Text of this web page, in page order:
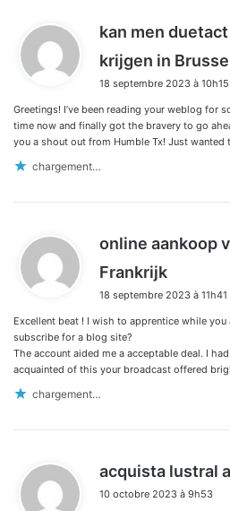
kan men
krijgen in
18 septembre 2023 à 10h15
Greetings! I’ve been reading your weblog for
time now and finally got the bravery to go
you a shout out from Humble Tx! Just
chargement…
online aankoop
Frankrijk
t
18 septembre 2023 à 11h41
Excellent beat ! I wish to apprentice while
subscribe for a blog site?
The account aided me a acceptable deal. I
acquainted of this your broadcast offered
chargement…
acquista lustral
10 octobre 2023 à 9h53